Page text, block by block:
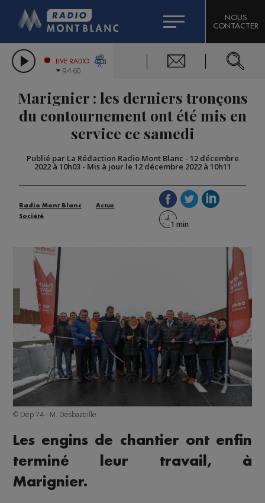
LES CHRONIQUES DE L'EXPERT
CITIZEN MACHINERY
GRAND MASSIF DOMAINES SKIABLES
BIGARD
COMPAGNIE DU MONT-BLANC
NOUS
CONTACTER
LIVE RADIO
94.60
Marignier : les derniers tronçons
du contournement ont été mis en
service ce samedi
Publié par La Rédaction Radio Mont Blanc - 12 décembre
2022 à 10h03- Mis à jour le 12 décembre 2022 à 10h11
Radio Mont Blanc
Actus
Société
© Dep 74 - M. Desbazeille
Les engins de chantier ont enfin
terminé leur travail, à
Marignier.